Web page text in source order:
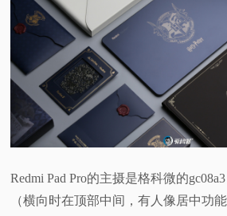
Redmi Pad Pro的主摄是格科微的
（横向时在顶部中间，有人像居中功能